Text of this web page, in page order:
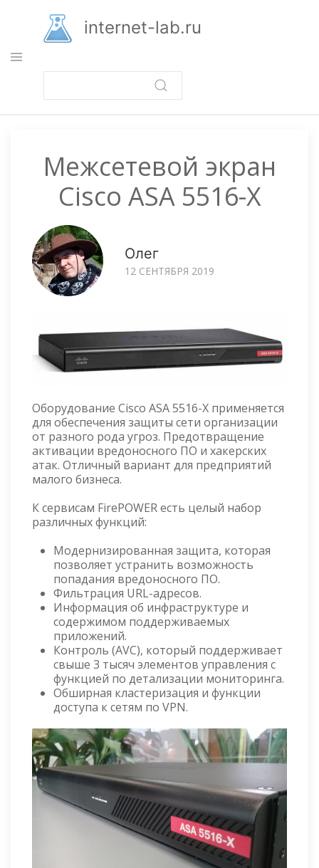
основному
содержанию
internet-lab.ru
Межсетевой экран
Cisco ASA 5516-X
Олег
12 СЕНТЯБРЯ 2019
Оборудование Cisco ASA 5516-X применяется
для обеспечения защиты сети организации
от разного рода угроз. Предотвращение
активации вредоносного ПО и хакерских
атак. Отличный вариант для предприятий
малого бизнеса.
К сервисам FirePOWER есть целый набор
различных функций:
Модернизированная защита, которая
позволяет устранить возможность
попадания вредоносного ПО.
Фильтрация URL-адресов.
Информация об инфраструктуре и
содержимом поддерживаемых
приложений.
Контроль (AVC), который поддерживает
свыше 3 тысяч элементов управления с
функцией по детализации мониторинга.
Обширная кластеризация и функции
доступа к сетям по VPN.